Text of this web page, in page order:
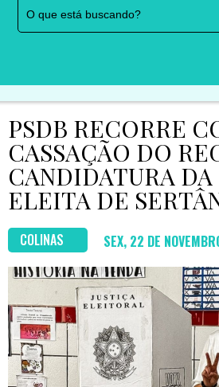
PSDB RECORRE
CASSAÇÃO DO
CANDIDATURA
ELEITA DE
COLINAS SEX, 22 DE